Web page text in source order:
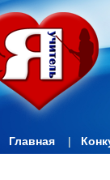
Главная |